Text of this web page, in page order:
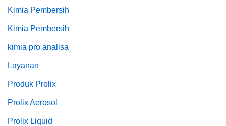
Kimia Pembersih
Kimia Pembersih
kimia pro analisa
Layanan
Produk Prolix
Prolix Aerosol
Prolix Liquid